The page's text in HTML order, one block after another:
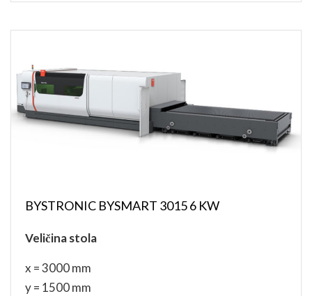
BYSTRONIC BYSMART 3015 6 KW
Veličina stola
x = 3000 mm
y = 1500 mm